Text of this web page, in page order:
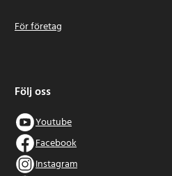
För företag
Följ oss
Youtube
Facebook
Instagram